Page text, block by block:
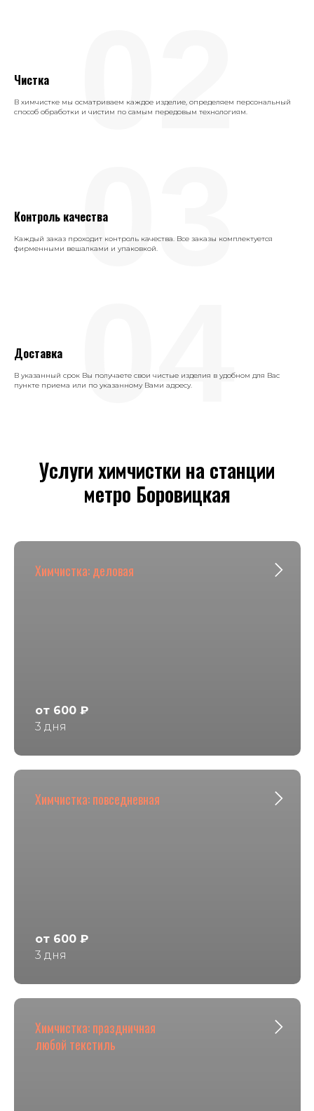
Чистка
В химчистке мы осматриваем каждое изделие, определяем персональный
способ обработки и чистим по самым передовым технологиям.
02
Контроль качества
Каждый заказ проходит контроль качества. Все заказы комплектуется
фирменными вешалками и упаковкой.
03
Доставка
В указанный срок Вы получаете свои чистые изделия в удобном для Вас
пункте приема или по указанному Вами адресу.
04
Услуги химчистки на станции
метро Боровицкая
Химчистка: деловая
от 600 ₽
3 дня
Химчистка: повседневная
от 600 ₽
3 дня
Химчистка: праздничная
любой текстиль